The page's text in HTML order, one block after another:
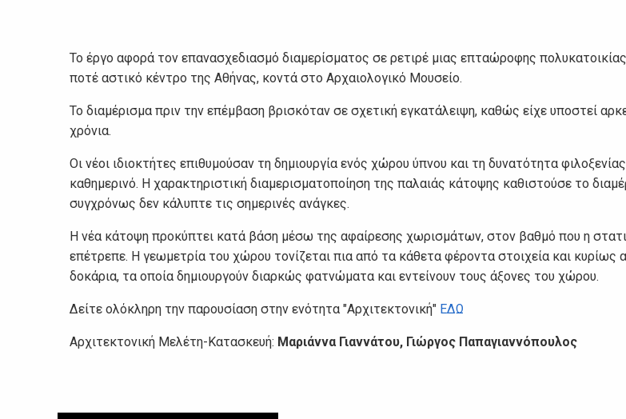
Το έργο αφορά τον επανασχεδιασμό διαμερίσματος σε ρετιρέ μιας επταώροφης
ποτέ αστικό κέντρο της Αθήνας, κοντά στο Αρχαιολογικό Μουσείο.
Το διαμέρισμα πριν την επέμβαση βρισκόταν σε σχετική εγκατάλειψη, καθώς είχε υποστεί
χρόνια.
Οι νέοι ιδιοκτήτες επιθυμούσαν τη δημιουργία ενός χώρου ύπνου και τη δυνατότητα
καθημερινό. Η χαρακτηριστική διαμερισματοποίηση της παλαιάς κάτοψης καθιστούσε το
συγχρόνως δεν κάλυπτε τις σημερινές ανάγκες.
Η νέα κάτοψη προκύπτει κατά βάση μέσω της αφαίρεσης χωρισμάτων, στον βαθμό που η
επέτρεπε. Η γεωμετρία του χώρου τονίζεται πια από τα κάθετα φέροντα στοιχεία και κυρίως
δοκάρια, τα οποία δημιουργούν διαρκώς φατνώματα και εντείνουν τους άξονες του χώρου.
Δείτε ολόκληρη την παρουσίαση στην ενότητα "Αρχιτεκτονική" ΕΔΩ
Αρχιτεκτονική Μελέτη-Κατασκευή: Μαριάννα Γιαννάτου, Γιώργος Παπαγιαννόπουλος